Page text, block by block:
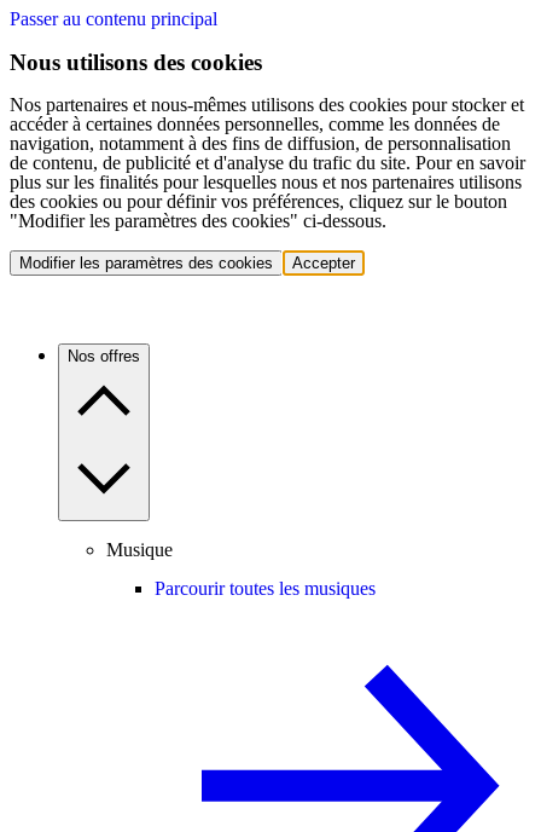
Passer au contenu principal
Nous utilisons des cookies
Nos partenaires et nous-mêmes utilisons des cookies pour stocker et
accéder à certaines données personnelles, comme les données de
navigation, notamment à des fins de diffusion, de personnalisation
de contenu, de publicité et d'analyse du trafic du site. Pour en savoir
plus sur les finalités pour lesquelles nous et nos partenaires utilisons
des cookies ou pour définir vos préférences, cliquez sur le bouton
"Modifier les paramètres des cookies" ci-dessous.
Modifier les paramètres des cookies Accepter
Nos offres
Musique
Parcourir toutes les musiques